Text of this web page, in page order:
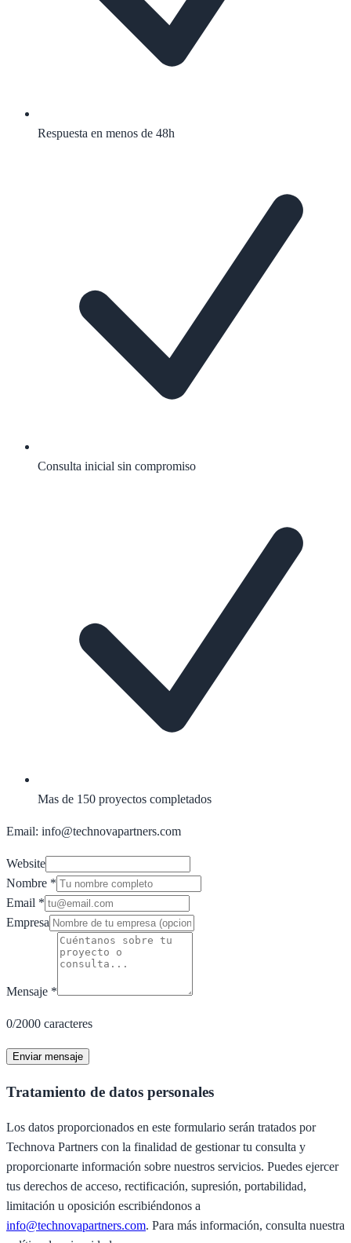
Respuesta en menos de 48h
Consulta inicial sin compromiso
Mas de 150 proyectos completados
Email: info@technovapartners.com
Website
Nombre *
Email *
Empresa
Mensaje *
0/2000 caracteres
Enviar mensaje
Tratamiento de datos personales
Los datos proporcionados en este formulario serán tratados por
Technova Partners con la finalidad de gestionar tu consulta y
proporcionarte información sobre nuestros servicios. Puedes ejercer
tus derechos de acceso, rectificación, supresión, portabilidad,
limitación u oposición escribiéndonos a
info@technovapartners.com. Para más información, consulta nuestra